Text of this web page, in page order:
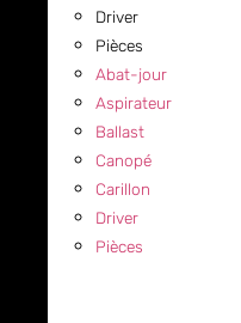
Driver
Pièces
Abat-jour
Aspirateur
Ballast
Canopé
Carillon
Driver
Pièces